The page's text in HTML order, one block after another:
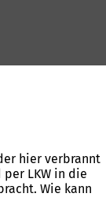
hier verbrannt
LKW in die
Wie kann